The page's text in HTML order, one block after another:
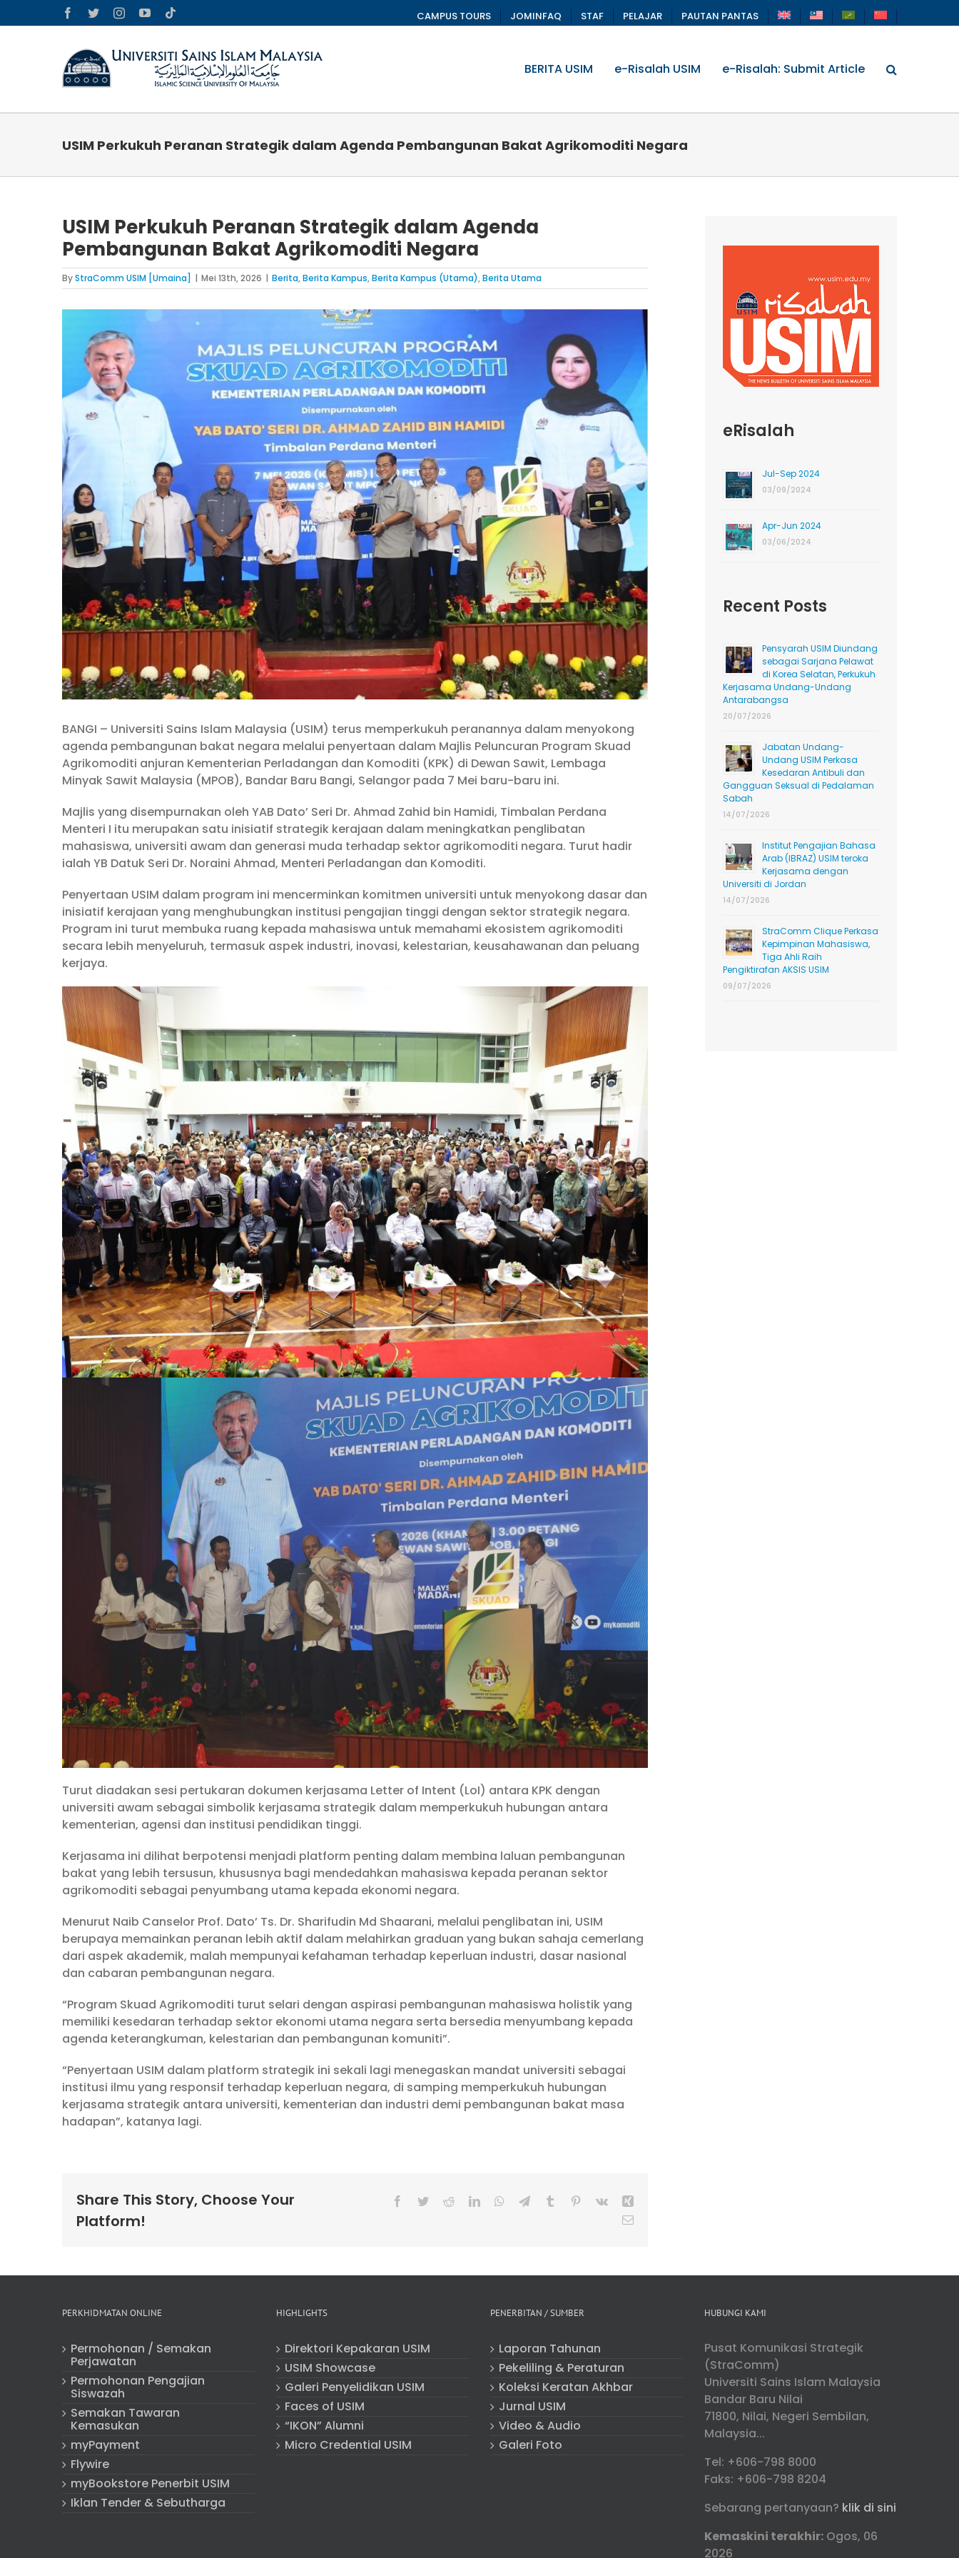
to
Facebook
TwitterInstagramYouTube CAMPUS TOURS JOMINFAQ STAF PELAJAR PAUTAN PANTAS
BERITA USIM e-Risalah USIM e-Risalah: Submit Article
USIM Perkukuh Peranan Strategik dalam Agenda Pembangunan Bakat Agrikomoditi Negara
USIM Perkukuh Peranan Strategik dalam Agenda
Pembangunan Bakat Agrikomoditi Negara
ByStraComm USIM [Umaina] | Mei 13th, 2026 | Berita,Berita Kampus,Berita Kampus (Utama),Berita Utama
Larger
Image
BANGI – Universiti Sains Islam Malaysia (USIM) terus memperkukuh peranannya dalam menyokong
agenda pembangunan bakat negara melalui penyertaan dalam Majlis Peluncuran Program Skuad
Agrikomoditi anjuran Kementerian Perladangan dan Komoditi (KPK) di Dewan Sawit, Lembaga
Minyak Sawit Malaysia (MPOB), Bandar Baru Bangi, Selangor pada 7 Mei baru-baru ini.
Majlis yang disempurnakan oleh YAB Dato’ Seri Dr. Ahmad Zahid bin Hamidi, Timbalan Perdana
Menteri I itu merupakan satu inisiatif strategik kerajaan dalam meningkatkan penglibatan
mahasiswa, universiti awam dan generasi muda terhadap sektor agrikomoditi negara. Turut hadir
ialah YB Datuk Seri Dr. Noraini Ahmad, Menteri Perladangan dan Komoditi.
Penyertaan USIM dalam program ini mencerminkan komitmen universiti untuk menyokong dasar dan
inisiatif kerajaan yang menghubungkan institusi pengajian tinggi dengan sektor strategik negara.
Program ini turut membuka ruang kepada mahasiswa untuk memahami ekosistem agrikomoditi
secara lebih menyeluruh, termasuk aspek industri, inovasi, kelestarian, keusahawanan dan peluang
kerjaya.
Turut diadakan sesi pertukaran dokumen kerjasama Letter of Intent (LoI) antara KPK dengan
universiti awam sebagai simbolik kerjasama strategik dalam memperkukuh hubungan antara
kementerian, agensi dan institusi pendidikan tinggi.
Kerjasama ini dilihat berpotensi menjadi platform penting dalam membina laluan pembangunan
bakat yang lebih tersusun, khususnya bagi mendedahkan mahasiswa kepada peranan sektor
agrikomoditi sebagai penyumbang utama kepada ekonomi negara.
Menurut Naib Canselor Prof. Dato’ Ts. Dr. Sharifudin Md Shaarani, melalui penglibatan ini, USIM
berupaya memainkan peranan lebih aktif dalam melahirkan graduan yang bukan sahaja cemerlang
dari aspek akademik, malah mempunyai kefahaman terhadap keperluan industri, dasar nasional
dan cabaran pembangunan negara.
“Program Skuad Agrikomoditi turut selari dengan aspirasi pembangunan mahasiswa holistik yang
memiliki kesedaran terhadap sektor ekonomi utama negara serta bersedia menyumbang kepada
agenda keterangkuman, kelestarian dan pembangunan komuniti”.
“Penyertaan USIM dalam platform strategik ini sekali lagi menegaskan mandat universiti sebagai
institusi ilmu yang responsif terhadap keperluan negara, di samping memperkukuh hubungan
kerjasama strategik antara universiti, kementerian dan industri demi pembangunan bakat masa
hadapan”, katanya lagi.
Share This Story, Choose Your
Platform!
Facebook
TwitterRedditLinkedInWhatsApp
TelegramTumblr Pinterest
Vk
Xing
Email
eRisalah
Jul-Sep 2024
03/09/2024
Apr-Jun 2024
03/06/2024
Recent Posts
Pensyarah USIM Diundang
sebagai Sarjana Pelawat
di Korea Selatan, Perkukuh
Kerjasama Undang-Undang
Antarabangsa
20/07/2026
Jabatan Undang-
Undang USIM Perkasa
Kesedaran Antibuli dan
Gangguan Seksual di Pedalaman
Sabah
14/07/2026
Institut Pengajian Bahasa
Arab (IBRAZ) USIM teroka
Kerjasama dengan
Universiti di Jordan
14/07/2026
StraComm Clique Perkasa
Kepimpinan Mahasiswa,
Tiga Ahli Raih
Pengiktirafan AKSIS USIM
09/07/2026
PERKHIDMATAN ONLINE
Permohonan / Semakan
Perjawatan
Permohonan Pengajian
Siswazah
Semakan Tawaran
Kemasukan
myPayment
Flywire
myBookstore Penerbit USIM
Iklan Tender & Sebutharga
HIGHLIGHTS
Direktori Kepakaran USIM
USIM Showcase
Galeri Penyelidikan USIM
Faces of USIM
“IKON” Alumni
Micro Credential USIM
PENERBITAN / SUMBER
Laporan Tahunan
Pekeliling & Peraturan
Koleksi Keratan Akhbar
Jurnal USIM
Video & Audio
Galeri Foto
HUBUNGI KAMI
Pusat Komunikasi Strategik
(StraComm)
Universiti Sains Islam Malaysia
Bandar Baru Nilai
71800, Nilai, Negeri Sembilan,
Malaysia...
Tel: +606-798 8000
Faks: +606-798 8204
Sebarang pertanyaan? klik di sini
Kemaskini terakhir: Ogos, 06
2026